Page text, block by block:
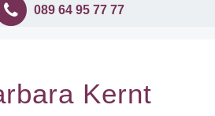
089 64 95 77 77
Kernt